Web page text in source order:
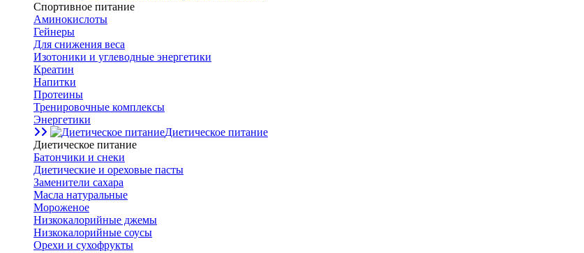
Спортивное питание
Аминокислоты
Гейнеры
Для снижения веса
Изотоники и углеводные энергетики
Креатин
Напитки
Протеины
Тренировочные комплексы
Энергетики
Диетическое питание
Диетическое питание
Батончики и снеки
Диетические и ореховые пасты
Заменители сахара
Масла натуральные
Мороженое
Низкокалорийные джемы
Низкокалорийные соусы
Орехи и сухофрукты